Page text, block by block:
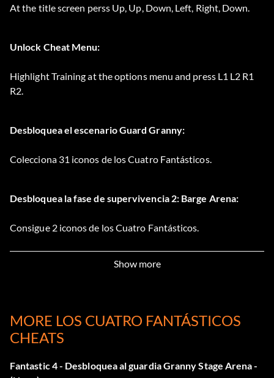
At the title screen perss Up, Up, Down, Left, Right, Down.
Unlock Cheat Menu:
Highlight Training at the options menu and press L1 L2 R1
R2.
Desbloquea el escenario Guard Granny:
Colecciona 31 iconos de los Cuatro Fantásticos.
Desbloquea la fase de supervivencia 2: Barge Arena:
Consigue 2 iconos de los Cuatro Fantásticos.
Desbloquea la fase de supervivencia 3: Arena
Colecciona 4 iconos de los Cuatro Fantásticos.
de Tikal:
Show more
MORE LOS CUATRO FANTÁSTICOS
CHEATS
Fantastic 4 - Desbloquea al guardia Granny Stage Arena -